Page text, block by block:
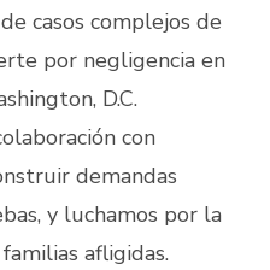
casos complejos de
por negligencia en
D.C.
con
demandas
y luchamos por la
afligidas.